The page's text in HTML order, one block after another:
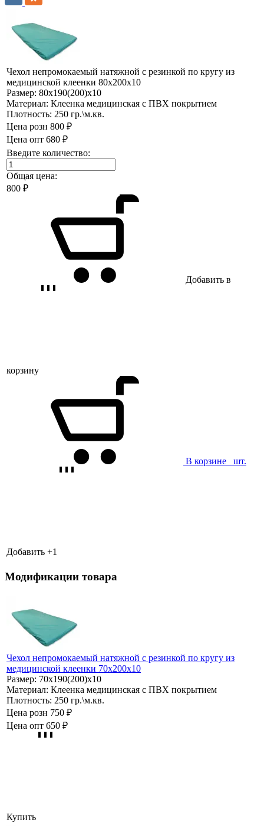
Чехол непромокаемый натяжной с резинкой по кругу из
медицинской клеенки 80х200х10
Размер: 80х190(200)х10
Материал: Клеенка медицинская с ПВХ покрытием
Плотность: 250 гр.\м.кв.
Цена розн 800 ₽
Цена опт 680 ₽
Введите количество:
Общая цена:
800 ₽
Добавить в
корзину
В корзине шт.
Добавить +1
Модификации товара
Чехол непромокаемый натяжной с резинкой по кругу из
медицинской клеенки 70х200х10
Размер: 70х190(200)х10
Материал: Клеенка медицинская с ПВХ покрытием
Плотность: 250 гр.\м.кв.
Цена розн 750 ₽
Цена опт 650 ₽
Купить